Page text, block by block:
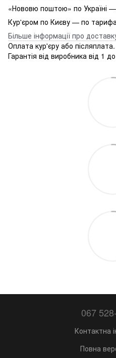
«Нововю поштою» по Україні
Кур'єром по Києву — по
Більше інформації про
Оплата кур'єру або післяплата.
Гарантія від виробника від 1
067
Контактна
Повна